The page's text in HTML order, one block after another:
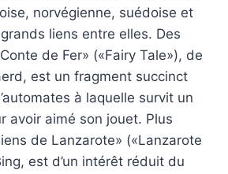
norvégienne, suédoise et
liens entre elles. Des
de Fer» («Fairy Tale»), de
est un fragment succinct
à laquelle survit un
avoir aimé son jouet. Plus
de Lanzarote» («Lanzarote
est d’un intérêt réduit du